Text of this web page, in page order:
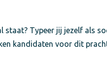
Typeer jij jezelf als
kandidaten voor dit